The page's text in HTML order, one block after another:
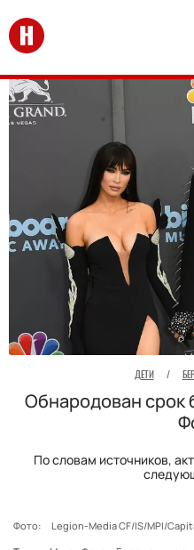
Перейти на главную
ДЕТИ /
Обнародован срок
По словам источников,
Фото: Legion-Media CF/IS/MPI/